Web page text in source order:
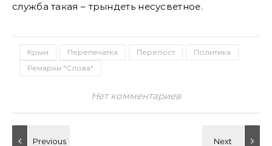
служба такая – трындеть несусветное.
Крым Перепечатка Перепост
Политика
Ремарки "Слова"
Нет комментариев